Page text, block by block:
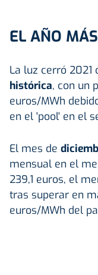
EL AÑO
La luz cerró 2021
histórica, con un
euros/MWh
en el 'pool' en el
El mes de
mensual en el
239,1 euros, el
tras superar en
euros/MWh del